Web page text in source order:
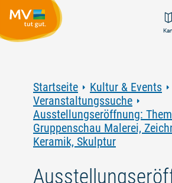
Inhalt
Footer
Startseite
Kultur & Events
Veranstaltungssuche
Ausstellungseröffnung:
Gruppenschau Malerei,
Keramik, Skulptur